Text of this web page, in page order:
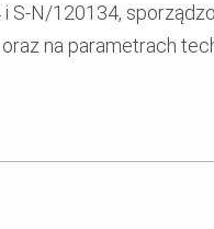
S-N/120134,
na parametrach